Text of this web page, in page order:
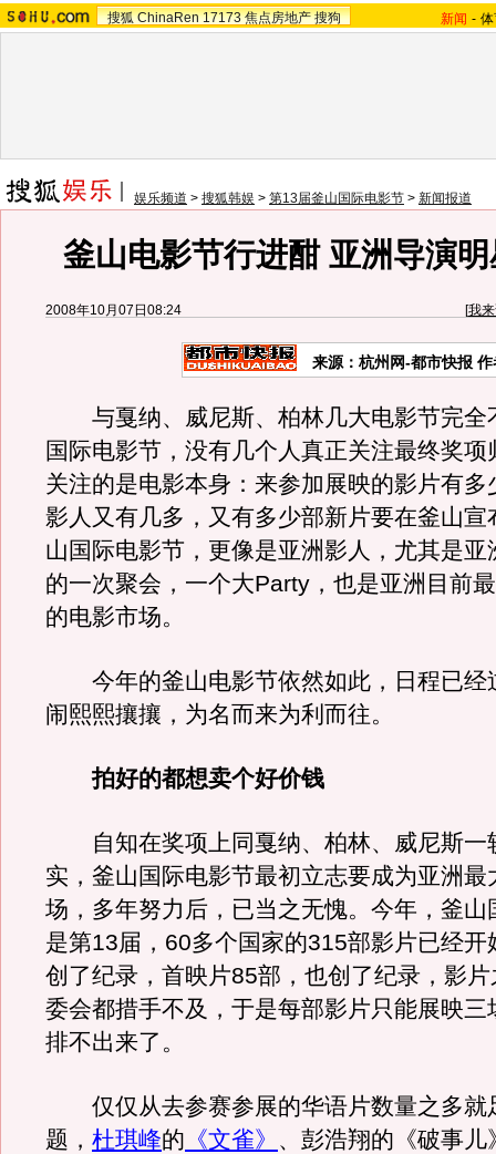
搜狐 ChinaRen 17173 焦点房地产 搜狗 新闻 -
娱乐频道 > 搜狐韩娱 > 第13届釜山国际电影节 > 新闻报道
釜山电影节行进酣 亚洲导演
2008年10月07日08:24 [我
来源：杭州网-都市快报
与戛纳、威尼斯、柏林几大电影节完全
国际电影节，没有几个人真正关注最终奖项
关注的是电影本身：来参加展映的影片有多
影人又有几多，又有多少部新片要在釜山
山国际电影节，更像是亚洲影人，尤其是亚
的一次聚会，一个大Party，也是亚洲目前
的电影市场。
今年的釜山电影节依然如此，日程已经
闹熙熙攘攘，为名而来为利而往。
拍好的都想卖个好价钱
自知在奖项上同戛纳、柏林、威尼斯一
实，釜山国际电影节最初立志要成为亚洲最
场，多年努力后，已当之无愧。今年，釜山
是第13届，60多个国家的315部影片已经开
创了纪录，首映片85部，也创了纪录，影
委会都措手不及，于是每部影片只能展映三
排不出来了。
仅仅从去参赛参展的华语片数量之多就
题， 杜琪峰的 《文雀》 、彭浩翔的《破事儿